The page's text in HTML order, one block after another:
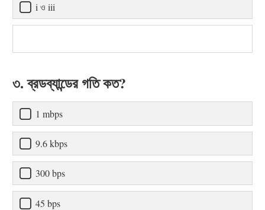
i ও iii
৩. ব্রডব্যান্ডের গতি কত?
1 mbps
9.6 kbps
300 bps
45 bps